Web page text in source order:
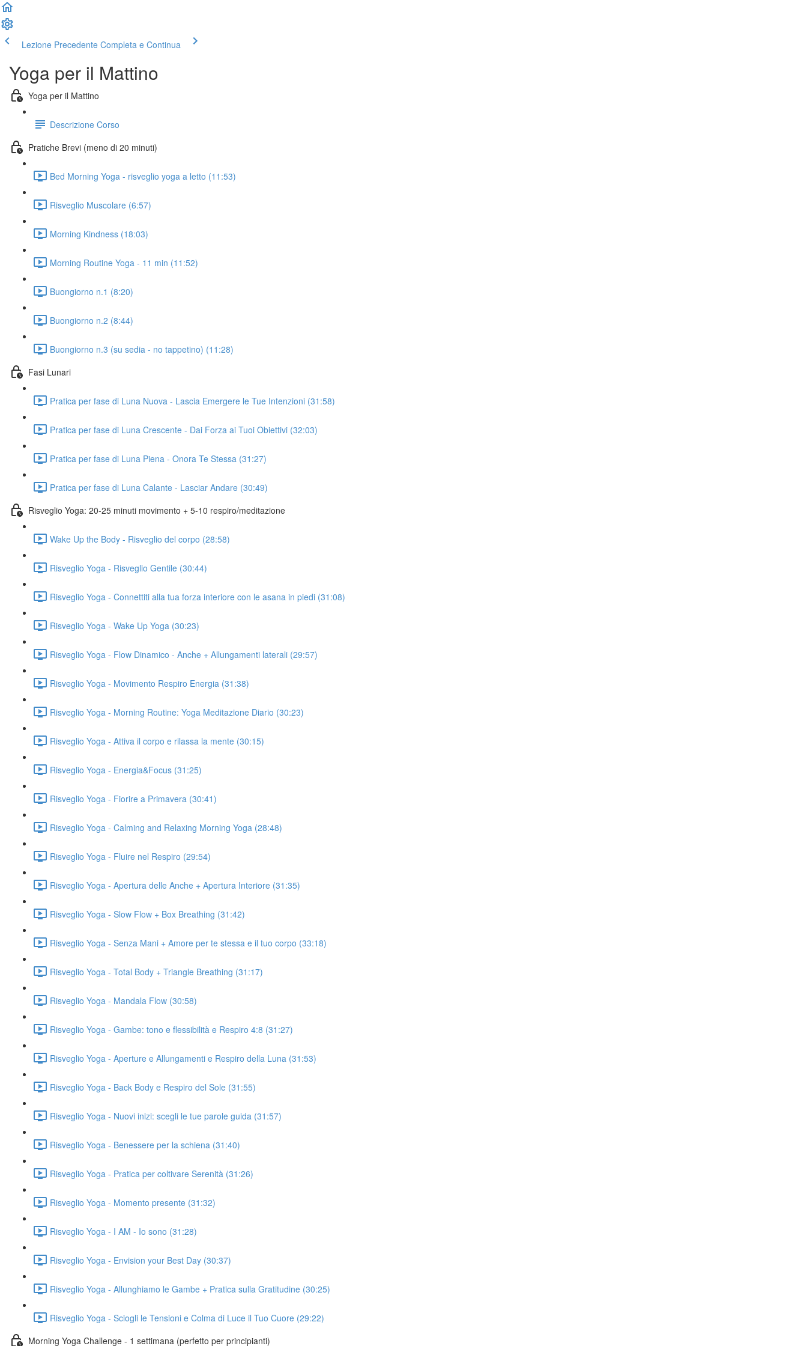
Lezione Precedente Completa e Continua
Yoga per il Mattino
Yoga per il Mattino
Descrizione Corso
Pratiche Brevi (meno di 20 minuti)
Bed Morning Yoga - risveglio yoga a letto (11:53)
Risveglio Muscolare (6:57)
Morning Kindness (18:03)
Morning Routine Yoga - 11 min (11:52)
Buongiorno n.1 (8:20)
Buongiorno n.2 (8:44)
Buongiorno n.3 (su sedia - no tappetino) (11:28)
Fasi Lunari
Pratica per fase di Luna Nuova - Lascia Emergere le Tue Intenzioni (31:58)
Pratica per fase di Luna Crescente - Dai Forza ai Tuoi Obiettivi (32:03)
Pratica per fase di Luna Piena - Onora Te Stessa (31:27)
Pratica per fase di Luna Calante - Lasciar Andare (30:49)
Risveglio Yoga: 20-25 minuti movimento + 5-10 respiro/meditazione
Wake Up the Body - Risveglio del corpo (28:58)
Risveglio Yoga - Risveglio Gentile (30:44)
Risveglio Yoga - Connettiti alla tua forza interiore con le asana in piedi (31:08)
Risveglio Yoga - Wake Up Yoga (30:23)
Risveglio Yoga - Flow Dinamico - Anche + Allungamenti laterali (29:57)
Risveglio Yoga - Movimento Respiro Energia (31:38)
Risveglio Yoga - Morning Routine: Yoga Meditazione Diario (30:23)
Risveglio Yoga - Attiva il corpo e rilassa la mente (30:15)
Risveglio Yoga - Energia&Focus (31:25)
Risveglio Yoga - Fiorire a Primavera (30:41)
Risveglio Yoga - Calming and Relaxing Morning Yoga (28:48)
Risveglio Yoga - Fluire nel Respiro (29:54)
Risveglio Yoga - Apertura delle Anche + Apertura Interiore (31:35)
Risveglio Yoga - Slow Flow + Box Breathing (31:42)
Risveglio Yoga - Senza Mani + Amore per te stessa e il tuo corpo (33:18)
Risveglio Yoga - Total Body + Triangle Breathing (31:17)
Risveglio Yoga - Mandala Flow (30:58)
Risveglio Yoga - Gambe: tono e flessibilità e Respiro 4:8 (31:27)
Risveglio Yoga - Aperture e Allungamenti e Respiro della Luna (31:53)
Risveglio Yoga - Back Body e Respiro del Sole (31:55)
Risveglio Yoga - Nuovi inizi: scegli le tue parole guida (31:57)
Risveglio Yoga - Benessere per la schiena (31:40)
Risveglio Yoga - Pratica per coltivare Serenità (31:26)
Risveglio Yoga - Momento presente (31:32)
Risveglio Yoga - I AM - Io sono (31:28)
Risveglio Yoga - Envision your Best Day (30:37)
Risveglio Yoga - Allunghiamo le Gambe + Pratica sulla Gratitudine (30:25)
Risveglio Yoga - Sciogli le Tensioni e Colma di Luce il Tuo Cuore (29:22)
Morning Yoga Challenge - 1 settimana (perfetto per principianti)